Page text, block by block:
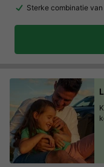
Sterke combinatie